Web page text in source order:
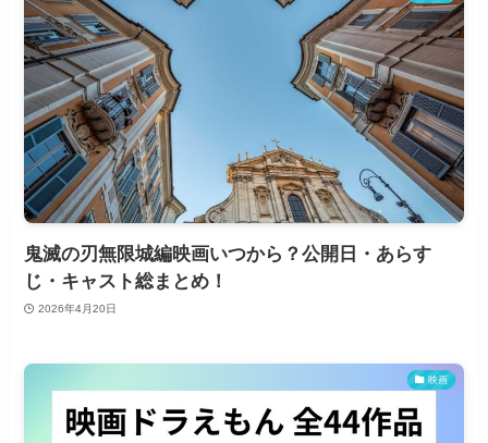
鬼滅の刃無限城編映画いつから？公開日・あらす
じ・キャスト総まとめ！
2026年4月20日
映画